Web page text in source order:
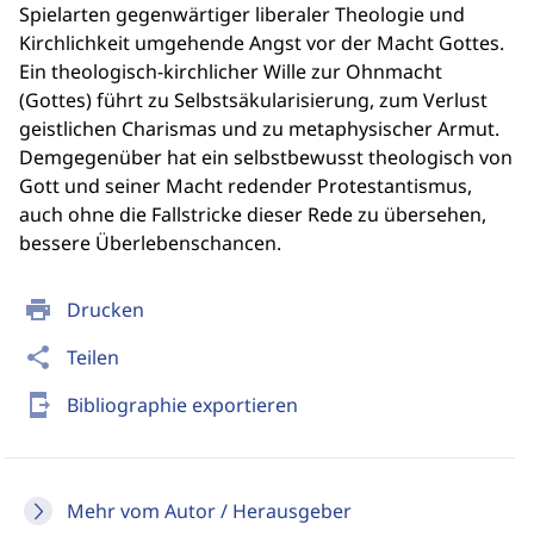
print Drucken
share Teilen
send_to_mobile Bibliographie exportieren
Mehr vom Autor / Herausgeber
Spielarten gegenwärtiger liberaler Theologie und
Kirchlichkeit umgehende Angst vor der Macht Gottes.
Ein theologisch-kirchlicher Wille zur Ohnmacht
(Gottes) führt zu Selbstsäkularisierung, zum Verlust
geistlichen Charismas und zu metaphysischer Armut.
Demgegenüber hat ein selbstbewusst theologisch von
Gott und seiner Macht redender Protestantismus,
auch ohne die Fallstricke dieser Rede zu übersehen,
bessere Überlebenschancen.